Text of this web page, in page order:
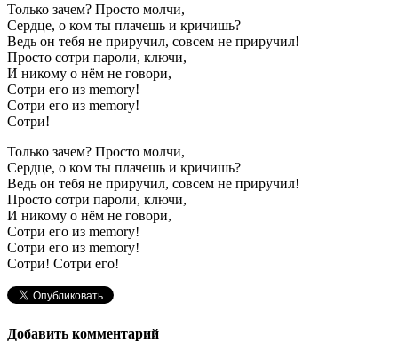
Только зачем? Просто молчи,
Сердце, о ком ты плачешь и кричишь?
Ведь он тебя не приручил, совсем не приручил!
Просто сотри пароли, ключи,
И никому о нём не говори,
Сотри его из memory!
Сотри его из memory!
Сотри!
Только зачем? Просто молчи,
Сердце, о ком ты плачешь и кричишь?
Ведь он тебя не приручил, совсем не приручил!
Просто сотри пароли, ключи,
И никому о нём не говори,
Сотри его из memory!
Сотри его из memory!
Сотри! Сотри его!
Добавить комментарий